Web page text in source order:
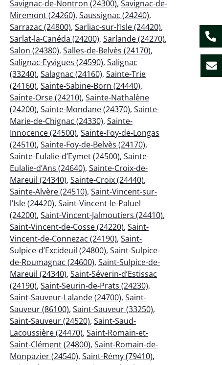
Savignac-de-Nontron (24300), Savignac-de-
Miremont (24260), Saussignac (24240),
Sarrazac (24800), Sarliac-sur-l’Isle (24420),
Sarlat-la-Canéda (24200), Sarlande (24270),
Salon (24380), Salles-de-Belvès (24170),
Salignac-Eyvigues (24590), Salignac
(33240), Salagnac (24160), Sainte-Trie
(24160), Sainte-Sabine-Born (24440),
Sainte-Orse (24210), Sainte-Nathalène
(24200), Sainte-Mondane (24370), Sainte-
Marie-de-Chignac (24330), Sainte-
Innocence (24500), Sainte-Foy-de-Longas
(24510), Sainte-Foy-de-Belvès (24170),
Sainte-Eulalie-d’Eymet (24500), Sainte-
Eulalie-d’Ans (24640), Sainte-Croix-de-
Mareuil (24340), Sainte-Croix (24440),
Sainte-Alvère (24510), Saint-Vincent-sur-
l’Isle (24420), Saint-Vincent-le-Paluel
(24200), Saint-Vincent-Jalmoutiers (24410),
Saint-Vincent-de-Cosse (24220), Saint-
Vincent-de-Connezac (24190), Saint-
Sulpice-d’Excideuil (24800), Saint-Sulpice-
de-Roumagnac (24600), Saint-Sulpice-de-
Mareuil (24340), Saint-Séverin-d’Estissac
(24190), Saint-Seurin-de-Prats (24230),
Saint-Sauveur-Lalande (24700), Saint-
Sauveur (86100), Saint-Sauveur (33250),
Saint-Sauveur (24520), Saint-Saud-
Lacoussière (24470), Saint-Romain-et-
Saint-Clément (24800), Saint-Romain-de-
Monpazier (24540), Saint-Rémy (79410),